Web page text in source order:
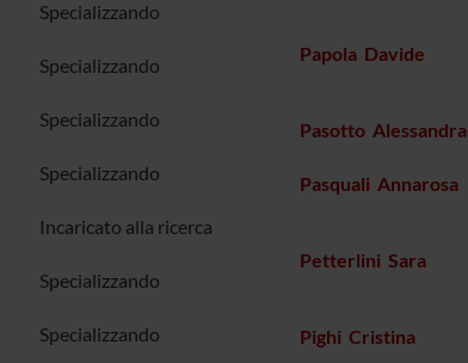
Specializzando
Specializzando
Specializzando
Specializzando
Incaricato alla ricerca
Specializzando
Specializzando
Papola Davide
Pasotto Alessandra
Pasquali Annarosa
Petterlini Sara
Pighi Cristina